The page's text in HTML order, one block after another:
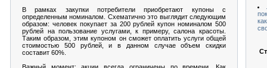
В рамках закупки потребители приобретают купоны с
определенным номиналом. Схематично это выглядит следующим
образом: человек покупает за 200 рублей купон номиналом 500
рублей на пользование услугами, к примеру, салона красоты.
Таким образом, этим купоном он сможет оплатить услуги общей
стоимостью 500 рублей, и в данном случае объем скидки
составит 60%.